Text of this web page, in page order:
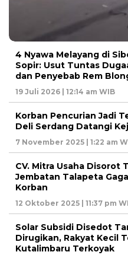
4 Nyawa Melayang di
Sopir: Usut Tuntas
dan Penyebab Rem
19 Juli 2026 | 12:14 am WIB
Korban Pencurian Jadi
Deli Serdang Datangi
7 November 2025 | 1:22 am
CV. Mitra Usaha Disorot
Jembatan Talapeta
Korban
12 Oktober 2025 | 11:37 pm
Solar Subsidi Disedot
Dirugikan, Rakyat Kecil
Kutalimbaru Terkoyak